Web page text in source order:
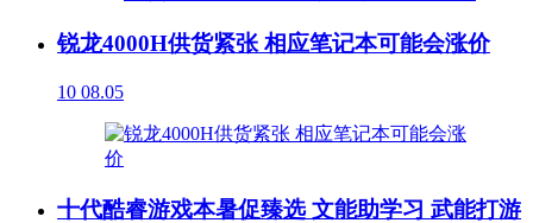
锐龙4000H供货紧张 相应笔记本可能会涨价
10 08.05
十代酷睿游戏本暑促臻选 文能助学习 武能打游